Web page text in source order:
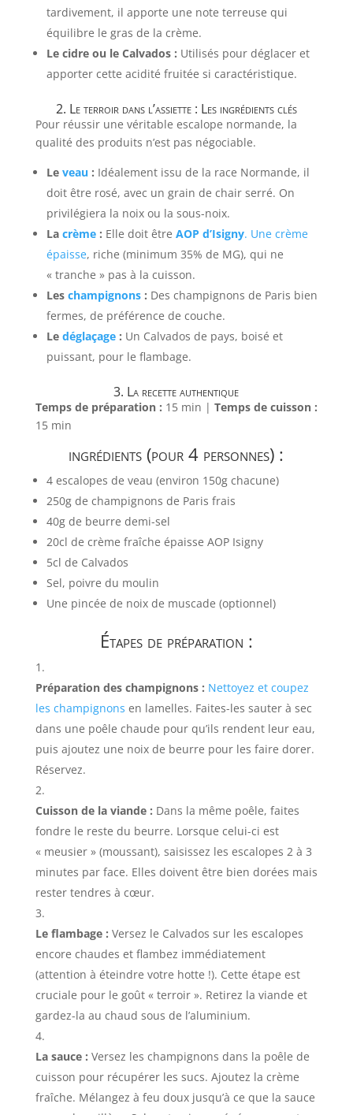
tardivement, il apporte une note terreuse qui
équilibre le gras de la crème.
Le cidre ou le Calvados : Utilisés pour déglacer et
apporter cette acidité fruitée si caractéristique.
2. Le terroir dans l’assiette : Les ingrédients clés
Pour réussir une véritable escalope normande, la
qualité des produits n’est pas négociable.
Le veau : Idéalement issu de la race Normande, il
doit être rosé, avec un grain de chair serré. On
privilégiera la noix ou la sous-noix.
La crème: Elle doit être AOP d’Isigny. Une crème
épaisse, riche (minimum 35% de MG), qui ne
« tranche » pas à la cuisson.
Les champignons: Des champignons de Paris bien
fermes, de préférence de couche.
Le déglaçage: Un Calvados de pays, boisé et
puissant, pour le flambage.
3. La recette authentique
Temps de préparation : 15 min | Temps de cuisson :
15 min
ingrédients (pour 4 personnes) :
4 escalopes de veau (environ 150g chacune)
250g de champignons de Paris frais
40g de beurre demi-sel
20cl de crème fraîche épaisse AOP Isigny
5cl de Calvados
Sel, poivre du moulin
Une pincée de noix de muscade (optionnel)
Étapes de préparation :
Préparation des champignons : Nettoyez et coupez
les champignons en lamelles. Faites-les sauter à sec
dans une poêle chaude pour qu’ils rendent leur eau,
puis ajoutez une noix de beurre pour les faire dorer.
Réservez.
Cuisson de la viande : Dans la même poêle, faites
fondre le reste du beurre. Lorsque celui-ci est
« meusier » (moussant), saisissez les escalopes 2 à 3
minutes par face. Elles doivent être bien dorées mais
rester tendres à cœur.
Le flambage : Versez le Calvados sur les escalopes
encore chaudes et flambez immédiatement
(attention à éteindre votre hotte !). Cette étape est
cruciale pour le goût « terroir ». Retirez la viande et
gardez-la au chaud sous de l’aluminium.
La sauce : Versez les champignons dans la poêle de
cuisson pour récupérer les sucs. Ajoutez la crème
fraîche. Mélangez à feu doux jusqu’à ce que la sauce